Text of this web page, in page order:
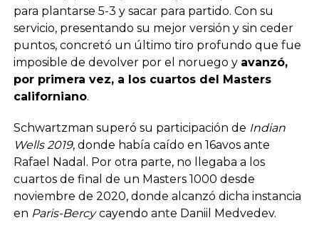
para plantarse 5-3 y sacar para partido. Con su
servicio, presentando su mejor versión y sin ceder
puntos, concretó un último tiro profundo que fue
imposible de devolver por el noruego y avanzó,
por primera vez, a los cuartos del Masters
californiano.
Schwartzman superó su participación de Indian
Wells 2019, donde había caído en 16avos ante
Rafael Nadal. Por otra parte, no llegaba a los
cuartos de final de un Masters 1000 desde
noviembre de 2020, donde alcanzó dicha instancia
en Paris-Bercy cayendo ante Daniil Medvedev.